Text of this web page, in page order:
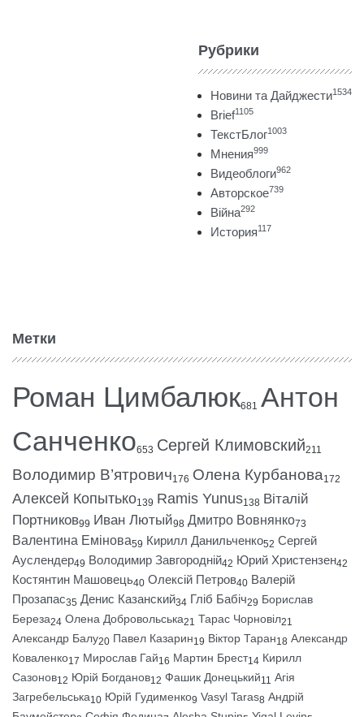
Рубрики
Новини та Дайджести1534
Brief1105
ТекстБлог1003
Мнения999
Видеоблоги962
Авторское739
Війна292
История117
Метки
Роман Цимбалюк681 Антон
Санченко653 Сергей Климовский211
Володимир В’ятрович176 Олена Курбанова172
Алексей Копытько139 Ramis Yunus138 Віталій
Портников99 Иван Лютый98 Дмитро Вовнянко73
Валентина Емінова59 Кирилл Данильченко52 Сергей
Ауслендер49 Володимир Завгородній42 Юрий Христензен42
Костянтин Машовець40 Олексій Петров40 Валерій
Прозапас35 Денис Казанский34 Гліб Бабіч29 Борислав
Береза24 Олена Добровольська21 Тарас Чорновіл21
Александр Балу20 Павел Казарин19 Віктор Таран18 Александр
Коваленко17 Мирослав Гай16 Мартин Брест14 Кирилл
Сазонов12 Юрій Богданов12 Фашик Донецький11 Агія
Загребельська10 Юрій Гудименко9 Vasyl Taras8 Андрій